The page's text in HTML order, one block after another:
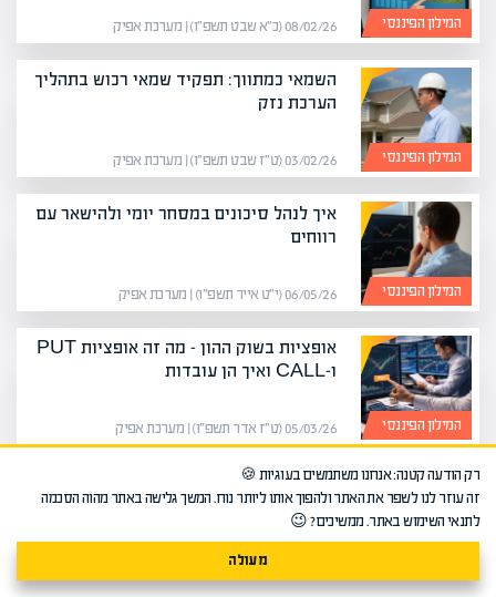
המילון הפיננסי 08/02/26 (כ״א שבט תשפ״ו) | מערכת אפיק
המילון הפיננסי
השמאי כמתווך: תפקיד שמאי רכוש בתהליך
הערכת נזק
03/02/26 (ט״ז שבט תשפ״ו) | מערכת אפיק
המילון הפיננסי
איך לנהל סיכונים במסחר יומי ולהישאר עם
רווחים
06/05/26 (י״ט אייר תשפ״ו) | מערכת אפיק
המילון הפיננסי
אופציות בשוק ההון – מה זה אופציות PUT
ו-CALL ואיך הן עובדות
05/03/26 (ט״ז אדר תשפ״ו) | מערכת אפיק
ניב כרמי נבחר לסגן יו"ר לשכת שמאי
המקרקעין: נציג נוסף מקריית מלאכי
בצמרת הענף
רק הודעה קטנה: אנחנו משתמשים בעוגיות 🍪
זה עוזר לנו לשפר את האתר ולהפוך אותו ליותר נוח. המשך גלישה באתר מהוה הסכמה
לתנאי השימוש באתר. ממשיכים? 😉
מעולה